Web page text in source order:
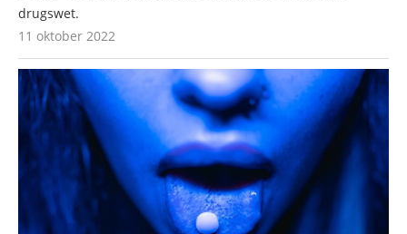
drugswet.
11 oktober 2022